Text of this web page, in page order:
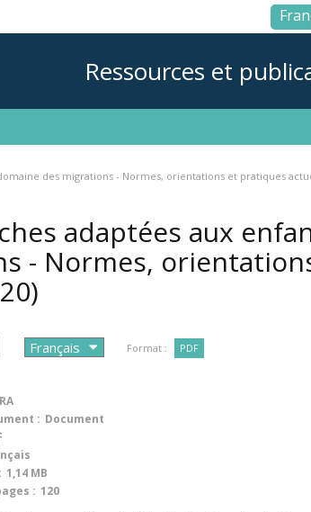
Ressources et
des migrations - Normes, orientations et pratiques
adaptées aux
- Normes,
Format : PDF
: Document
1,14 MB
: 120